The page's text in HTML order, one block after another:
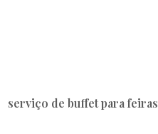
serviço de buffet para feiras